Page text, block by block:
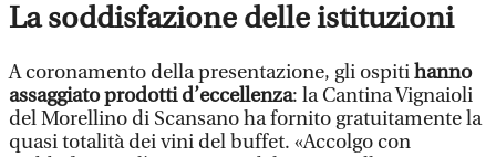
La soddisfazione delle istituzioni
A coronamento della presentazione, gli ospitihanno
assaggiato prodotti d’eccellenza: la Cantina Vignaioli
del Morellino di Scansano ha fornito gratuitamente la
quasi totalità dei vini del buffet. «Accolgo con